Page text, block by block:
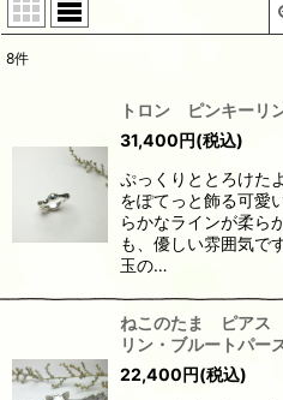
並び順:
絞り
8件
トロン ピンキーリ
31,400円(税込)
ぷっくりととろけた
をぽてっと飾る可愛
らかなラインが柔ら
も、優しい雰囲気で
玉の…
ねこのたま ピアス
リン・ブルートパ
22,400円(税込)